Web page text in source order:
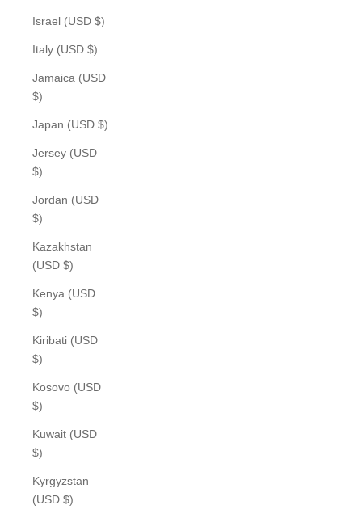
Israel (USD $)
Italy (USD $)
Jamaica (USD
$)
Japan (USD $)
Jersey (USD
$)
Jordan (USD
$)
Kazakhstan
(USD $)
Kenya (USD
$)
Kiribati (USD
$)
Kosovo (USD
$)
Kuwait (USD
$)
Kyrgyzstan
(USD $)